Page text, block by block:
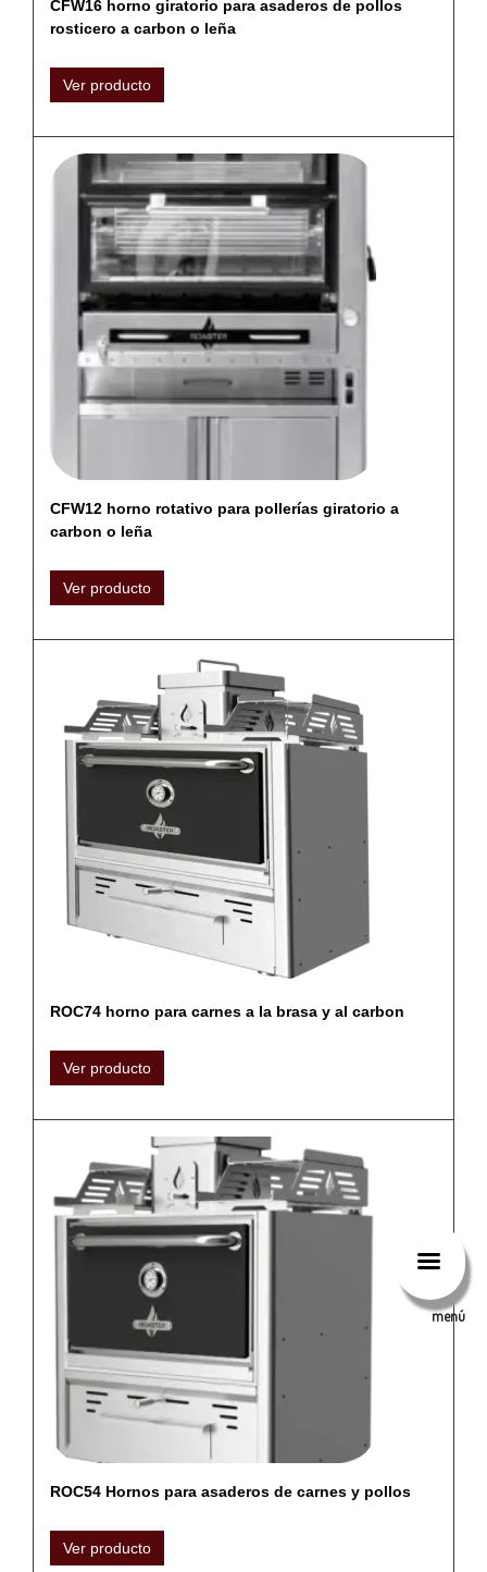
CFW16 horno giratorio para asaderos de pollos
rosticero a carbon o leña
Ver producto
CFW12 horno rotativo para pollerías giratorio a
carbon o leña
Ver producto
ROC74 horno para carnes a la brasa y al carbon
Ver producto
ROC54 Hornos para asaderos de carnes y pollos
Ver producto
menú